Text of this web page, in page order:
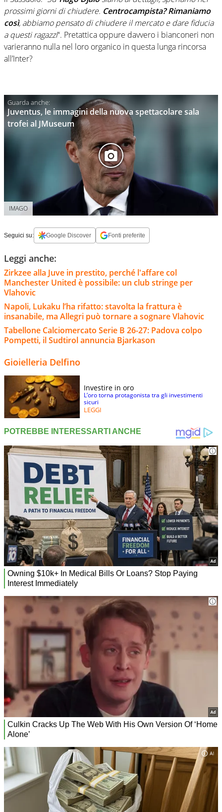
prossimi giorni di chiudere. Centrocampista? Rimaniamo
così, abbiamo pensato di chiudere il mercato e dare fiducia
a questi ragazzi“. Pretattica oppure davvero i bianconeri non
varieranno nulla nel loro organico in questa lunga rincorsa
all’Inter?
Juventus, le immagini della nuova spettacolare sala
trofei al JMuseum
IMAGO
Seguici su: Google Discover Fonti preferite
Leggi anche:
Zirkzee alla Juve in prestito, perché l'affare col
Manchester United è possibile: un club stringe per
Vlahovic
Napoli, Lukaku l’ha rifatto: stavolta la frattura è
insanabile, ma Allegri può tornare a sognare Vlahovic
Tabellone Calciomercato Serie B 26-27: Padova colpo
Pompetti, il Sudtirol annuncia Bjarkason
Gioielleria Delfino
Investire in oro
L’oro torna protagonista tra gli investimenti
sicuri
LEGGI